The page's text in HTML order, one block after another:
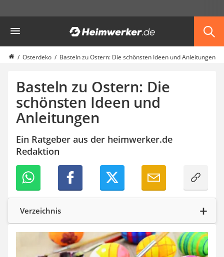
Haushalt & Freizeit
Diascanner
Walkie-Talkie Kinder
Gusseisen Bräter
Induktionskochfeld
Tischgeschirrspüler
Elektronische Dartscheibe
Wildkamera
Wischmopp
Trinkflasche
Thermokanne
Elektrische Pfeffermühle
Waschsauger
Geflügelschere
Ferngesteuertes Auto
Osterdeko Basteln zu Ostern: Die schönsten Ideen und Anleitungen
Basteln zu Ostern: Die
schönsten Ideen und
Anleitungen
Ein Ratgeber aus der heimwerker.de
Redaktion
Verzeichnis